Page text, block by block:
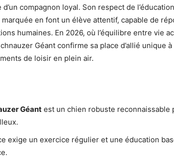
compagnon loyal. Son respect de
en font un élève attentif, capable de
humaines. En 2026, où l’équilibre entre vie
Géant confirme sa place d’allié unique
de loisir en plein air.
Géant est un chien robuste reconnaissable
exige un exercice régulier et une éducation